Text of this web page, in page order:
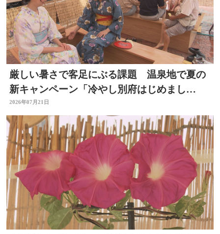
厳しい暑さで客足にぶる課題 温泉地で夏の
新キャンペーン「冷やし別府はじめまし
た」 冷たい足湯など設置
2026年07月21日